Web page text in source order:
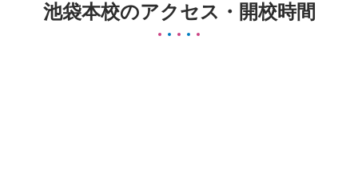
池袋本校のアクセス・開校時間